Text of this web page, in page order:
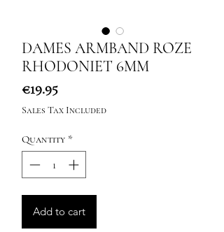
DAMES ARMBAND ROZE
RHODONIET 6MM
€19.95Price
Sales Tax Included
Quantity *
Add to cart